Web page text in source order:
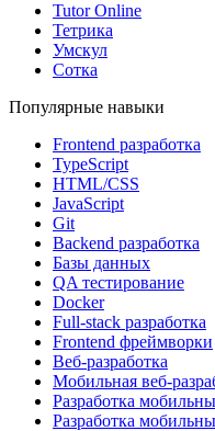
Tutor Online
Тетрика
Умскул
Сотка
Популярные навыки
Frontend разработка
TypeScript
HTML/CSS
JavaScript
Git
Backend разработка
Базы данных
QA тестирование
Docker
Full-stack разработка
Frontend фреймворки
Веб-разработка
Мобильная веб-
Разработка
Разработка